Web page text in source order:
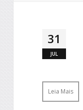
31
JUL
Leia Mais